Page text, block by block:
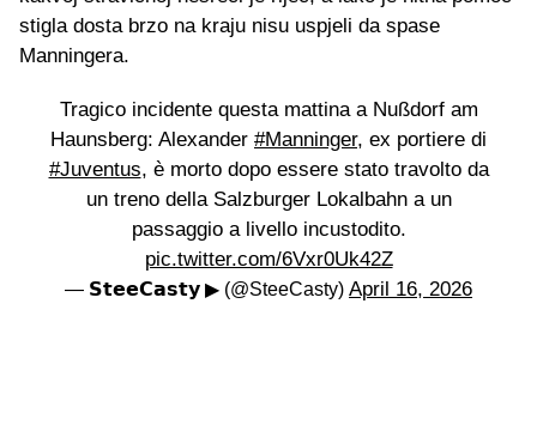
stigla dosta brzo na kraju nisu uspjeli da spase
Manningera.
Tragico incidente questa mattina a Nußdorf am
Haunsberg: Alexander #Manninger, ex portiere di
#Juventus, è morto dopo essere stato travolto da
un treno della Salzburger Lokalbahn a un
passaggio a livello incustodito.
pic.twitter.com/6Vxr0Uk42Z
— 𝗦𝘁𝗲𝗲𝗖𝗮𝘀𝘁𝘆 ▶ (@SteeCasty) April 16, 2026